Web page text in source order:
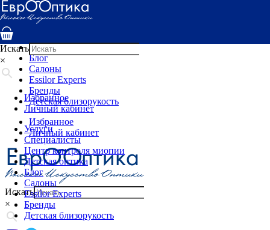
Услуги
Специалисты
Детская оптика
Блог
Салоны
Essilor Experts
Бренды
Детская близорукость
Избранное
Личный кабинет
Искать
×
Искать
×
Избранное
Личный кабинет
Услуги
Специалисты
Центр контроля миопии
Детская оптика
Блог
Салоны
Essilor Experts
Бренды
Детская близорукость